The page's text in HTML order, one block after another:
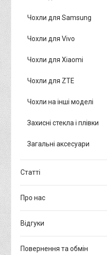
Чохли для Samsung
Чохли для Vivo
Чохли для Xiaomi
Чохли для ZTE
Чохли на інші моделі
Захисні стекла і плівки
Загальні аксесуари
Статті
Про нас
Відгуки
Повернення та обмін